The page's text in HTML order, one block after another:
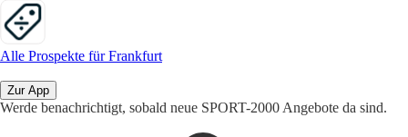
Alle Prospekte für Frankfurt
Zur App
Werde benachrichtigt, sobald neue SPORT-2000 Angebote da sind.